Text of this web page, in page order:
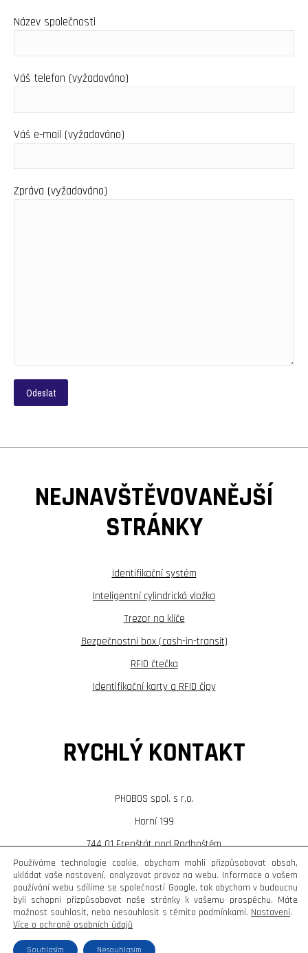
Název společnosti
Váš telefon (vyžadováno)
Váš e-mail (vyžadováno)
Zpráva (vyžadováno)
NEJNAVŠTĚVOVANĚJŠÍ
STRÁNKY
Identifikační systém
Inteligentní cylindrická vložka
Trezor na klíče
Bezpečnostní box (cash-in-transit)
RFID čtečka
Identifikační karty a RFID čipy
RYCHLÝ KONTAKT
PHOBOS spol. s r.o.
Horní 199
744 01 Frenštát pod Radhoštěm
T:+420 556 836 961
E: phobos@phobos.cz
Copyright © Weiron Dynamics, s.r.o. |
Používáme technologie cookie, abychom mohli přizpůsobovat obsah,
ukládat vaše nastavení, analyzovat provoz na webu. Informace o vašem
používání webu sdílíme se společností Google, tak abychom v budoucnu
byli schopni přizpůsobovat naše stránky k vašemu prospěchu. Máte
možnost souhlasit, nebo nesouhlasit s těmito podmínkami. Nastavení.
Více o ochraně osobních údajů
Souhlasím Nesouhlasím